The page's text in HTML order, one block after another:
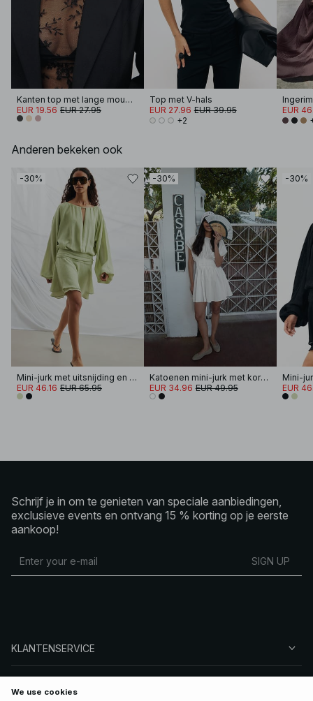
Kanten top met lange mouwen
EUR 19.56 EUR 27.95
Top met V-hals
EUR 27.96 EUR 39.95
+2
EUR
Anderen bekeken ook
-30%
Mini-jurk met uitsnijding en lange mouwen
EUR 46.16 EUR 65.95
-30%
Katoenen mini-jurk met korte mouwen en plooien
EUR 34.96 EUR 49.95
-30%
EUR
Schrijf je in om te genieten van speciale aanbiedingen,
exclusieve events en ontvang 15 % korting op je eerste
aankoop!
SIGN UP
KLANTENSERVICE